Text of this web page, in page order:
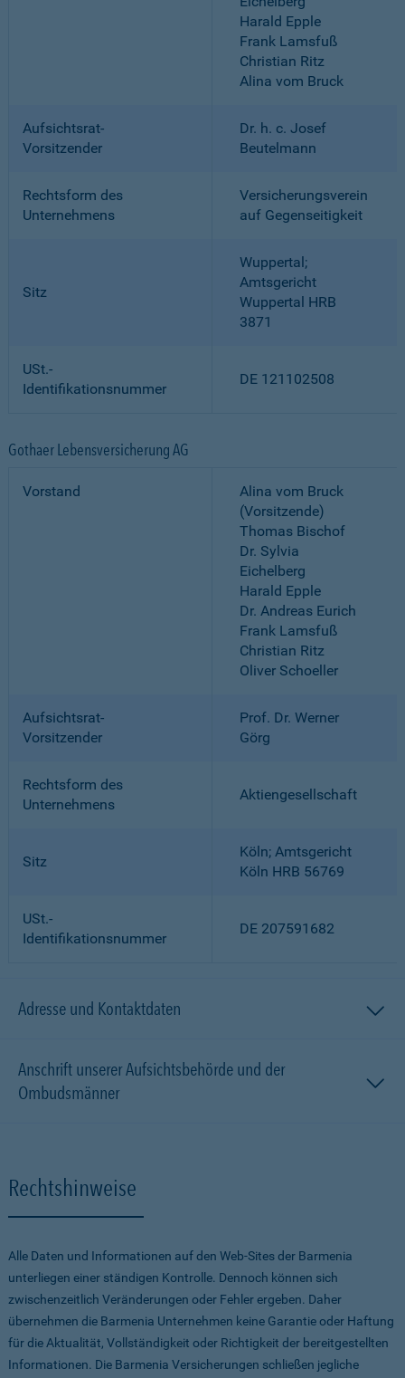
Harald Epple
Frank Lamsfuß
Christian Ritz
Alina vom Bruck
Aufsichtsrat-
Vorsitzender
Dr. h. c. Josef
Beutelmann
Rechtsform des
Unternehmens
Versicherungsverein
auf Gegenseitigkeit
Sitz
Wuppertal;
Amtsgericht
Wuppertal HRB
3871
USt.-
Identifikationsnummer
DE 121102508
Gothaer Lebensversicherung AG
Vorstand
Alina vom Bruck
(Vorsitzende)
Thomas Bischof
Dr. Sylvia
Eichelberg
Harald Epple
Dr. Andreas Eurich
Frank Lamsfuß
Christian Ritz
Oliver Schoeller
Aufsichtsrat-
Vorsitzender
Prof. Dr. Werner
Görg
Rechtsform des
Unternehmens
Aktiengesellschaft
Sitz
Köln; Amtsgericht
Köln HRB 56769
USt.-
Identifikationsnummer
DE 207591682
Adresse und Kontaktdaten
Anschrift unserer Aufsichtsbehörde und der
Ombudsmänner
Rechtshinweise
Alle Daten und Informationen auf den Web-Sites der Barmenia
unterliegen einer ständigen Kontrolle. Dennoch können sich
zwischenzeitlich Veränderungen oder Fehler ergeben. Daher
übernehmen die Barmenia Unternehmen keine Garantie oder Haftung
für die Aktualität, Vollständigkeit oder Richtigkeit der bereitgestellten
Informationen. Die Barmenia Versicherungen schließen jegliche